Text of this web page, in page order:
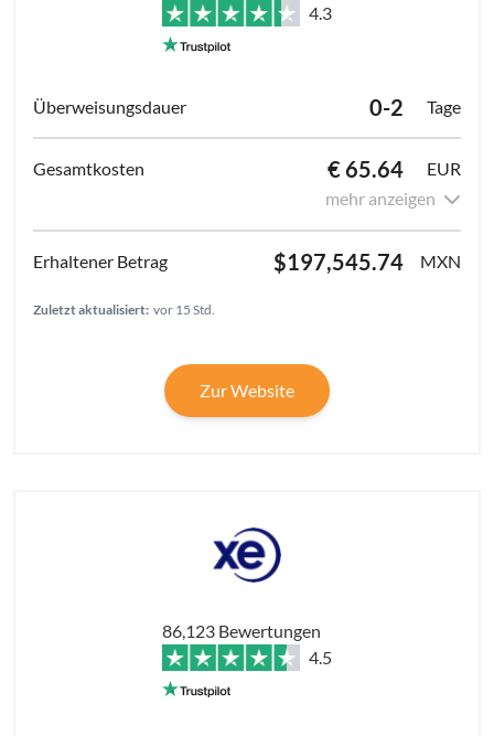
4.3
0-2 Tage
€ 65.64
EUR
mehr anzeigen
$197,545.74 MXN
Zuletzt aktualisiert: vor 15 Std.
Zur Website
86,123 Bewertungen
4.5